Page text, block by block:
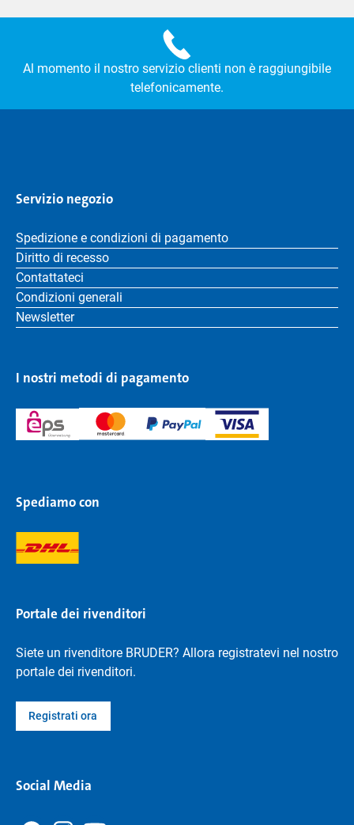
Al momento il nostro servizio clienti non è raggiungibile
telefonicamente.
Servizio negozio
Spedizione e condizioni di pagamento
Diritto di recesso
Contattateci
Condizioni generali
Newsletter
I nostri metodi di pagamento
Spediamo con
Portale dei rivenditori
Siete un rivenditore BRUDER? Allora registratevi nel nostro
portale dei rivenditori.
Registrati ora
Social Media